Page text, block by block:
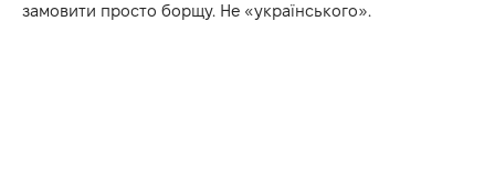
замовити просто борщу. Не «українського».